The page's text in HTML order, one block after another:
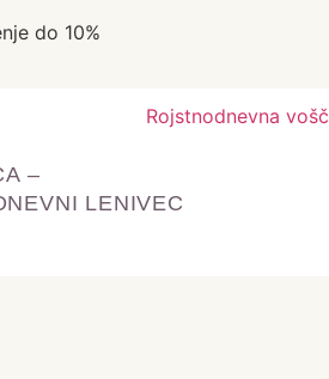
do 10%
–
LENIVEC